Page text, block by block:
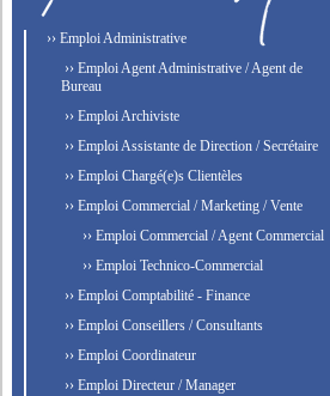
›› Emploi Administrative
›› Emploi Agent Administrative / Agent de
Bureau
›› Emploi Archiviste
›› Emploi Assistante de Direction / Secrétaire
›› Emploi Chargé(e)s Clientèles
›› Emploi Commercial / Marketing / Vente
›› Emploi Commercial / Agent Commercial
›› Emploi Technico-Commercial
›› Emploi Comptabilité - Finance
›› Emploi Conseillers / Consultants
›› Emploi Coordinateur
›› Emploi Directeur / Manager